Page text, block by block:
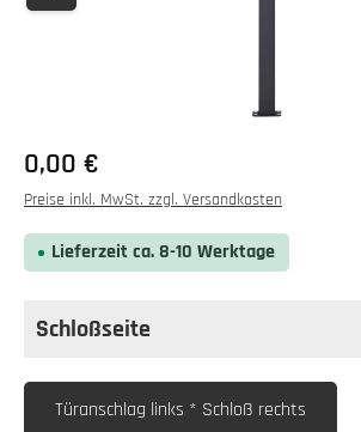
0,00 €
Preise inkl. MwSt. zzgl. Versandkosten
Lieferzeit ca. 8-10 Werktage
Schloßseite
Schloßseiteauswählen
Türanschlag links * Schloß rechts